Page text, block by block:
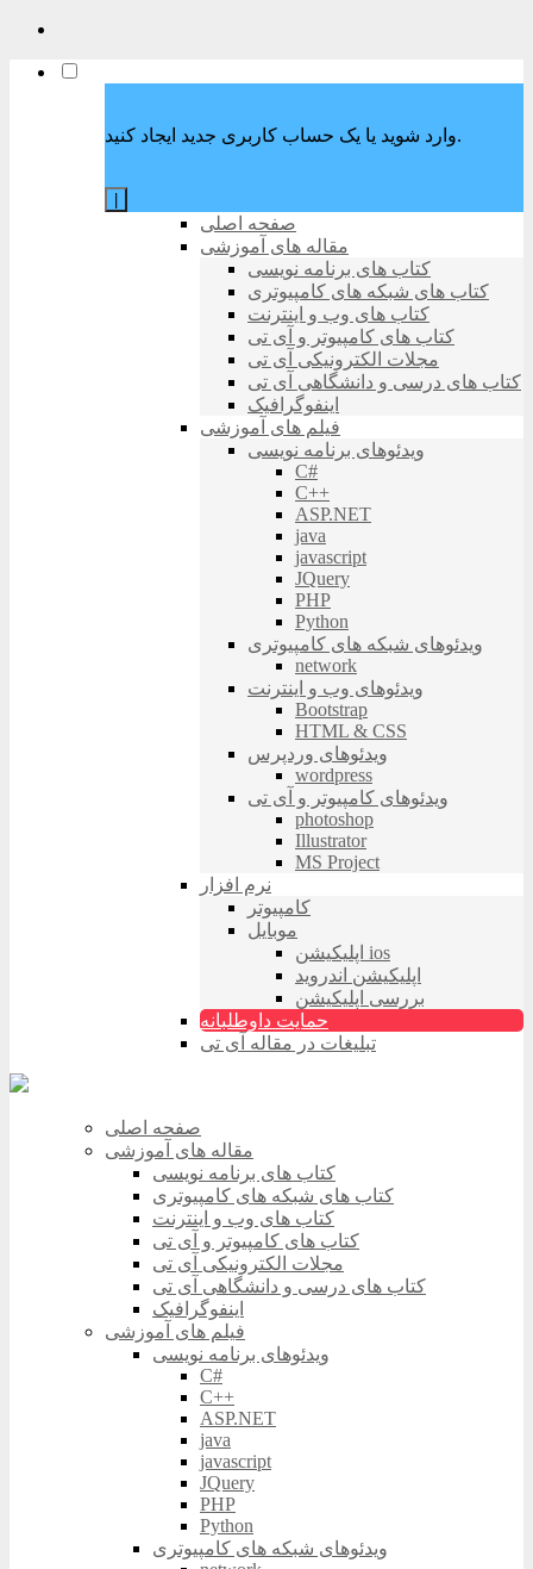
وارد شوید یا یک حساب کاربری جدید ایجاد کنید.
صفحه اصلی
مقاله های آموزشی
کتاب های برنامه نویسی
کتاب های شبکه های کامپیوتری
کتاب های وب و اینترنت
کتاب های کامپیوتر و آی تی
مجلات الکترونیکی آی تی
کتاب های درسی و دانشگاهی آی تی
اینفوگرافیک
فیلم های آموزشی
ویدئوهای برنامه نویسی
C#
C++
ASP.NET
java
javascript
JQuery
PHP
Python
ویدئوهای شبکه های کامپیوتری
network
ویدئوهای وب و اینترنت
Bootstrap
HTML & CSS
ویدئوهای وردپرس
wordpress
ویدئوهای کامپیوتر و آی تی
photoshop
Illustrator
MS Project
نرم افزار
کامپیوتر
موبایل
اپلیکیشن ios
اپلیکیشن اندروید
بررسی اپلیکیشن
حمایت داوطلبانه
تبلیغات در مقاله آی تی
صفحه اصلی
مقاله های آموزشی
کتاب های برنامه نویسی
کتاب های شبکه های کامپیوتری
کتاب های وب و اینترنت
کتاب های کامپیوتر و آی تی
مجلات الکترونیکی آی تی
کتاب های درسی و دانشگاهی آی تی
اینفوگرافیک
فیلم های آموزشی
ویدئوهای برنامه نویسی
C#
C++
ASP.NET
java
javascript
JQuery
PHP
Python
ویدئوهای شبکه های کامپیوتری